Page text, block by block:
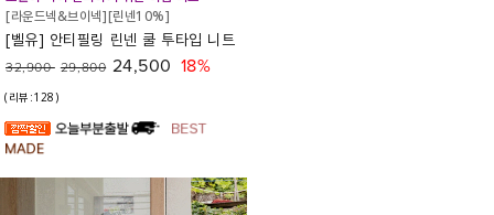
[라운드넥&브이넥][린넨10%]
[벨유] 안티필링 린넨 쿨 투타입 니트
32,900 29,800 24,500 18%
(리뷰:128)